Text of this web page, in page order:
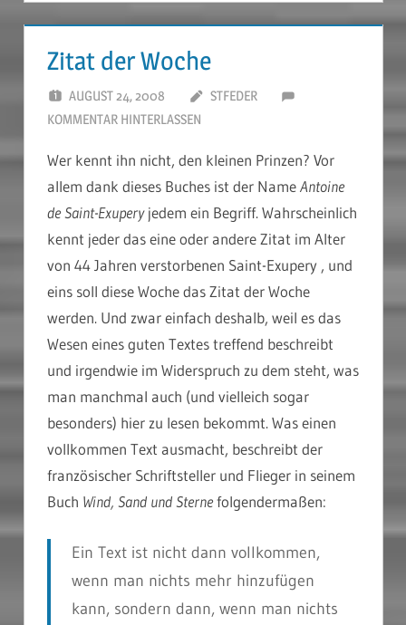
Zitat der Woche
AUGUST 24, 2008
STFEDER
KOMMENTAR HINTERLASSEN
Wer kennt ihn nicht, den kleinen Prinzen? Vor
allem dank dieses Buches ist der NameAntoine
de Saint-Exuperyjedem ein Begriff. Wahrscheinlich
kennt jeder das eine oder andere Zitat im Alter
von 44 Jahren verstorbenen Saint-Exupery , und
eins soll diese Woche das Zitat der Woche
werden. Und zwar einfach deshalb, weil es das
Wesen eines guten Textes treffend beschreibt
und irgendwie im Widerspruch zu dem steht, was
man manchmal auch (und vielleich sogar
besonders) hier zu lesen bekommt. Was einen
vollkommen Text ausmacht, beschreibt der
französischer Schriftsteller und Flieger in seinem
Buch Wind, Sand und Sternefolgendermaßen:
Ein Text ist nicht dann vollkommen,
wenn man nichts mehr hinzufügen
kann, sondern dann, wenn man nichts